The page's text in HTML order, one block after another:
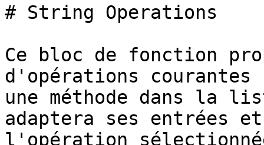
# String Operations
Ce bloc de fonction
d'opérations
une méthode dans la
adaptera ses entrées
l'opération